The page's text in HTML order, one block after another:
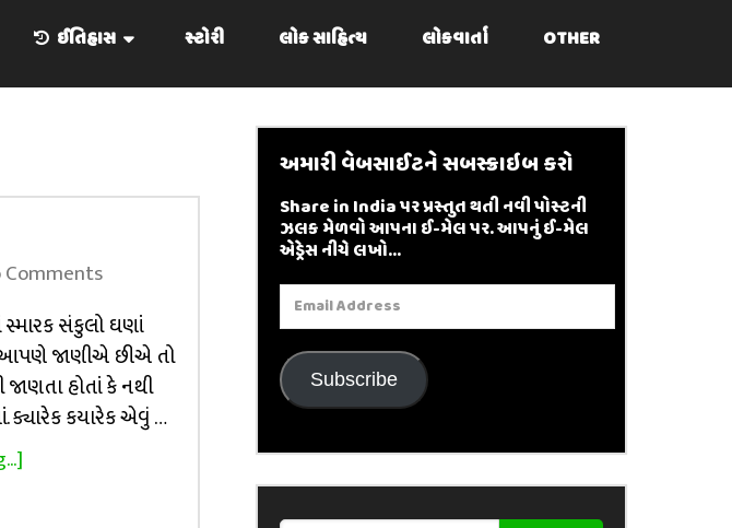
ઈતિહાસ સ્ટોરી લોક સાહિત્ય લોકવાર્તા OTHER
Comments
સંકુલો ઘણાં
જાણીએ છીએ તો
હોતાં કે નથી
ક્યારેક કયારેક એવું …
અમારી વેબસાઈટને સબસ્ક્રાઇબ કરો
Share in India પર પ્રસ્તુત થતી નવી પોસ્ટની
ઝલક મેળવો આપના ઈ-મેલ પર. આપનું ઈ-મેલ
એડ્રેસ નીચે લખો...
Email
Address
Subscribe